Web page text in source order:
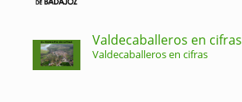
Valdecaballeros en cifras
Valdecaballeros en cifras